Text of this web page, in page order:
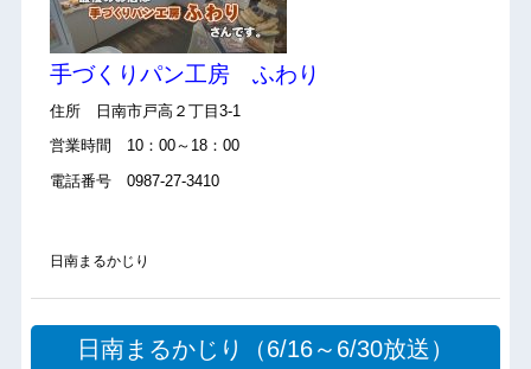
手づくりパン工房 ふわり
住所 日南市戸高２丁目3-1
営業時間 10：00～18：00
電話番号 0987-27-3410
日南まるかじり
日南まるかじり（6/16～6/30放送）